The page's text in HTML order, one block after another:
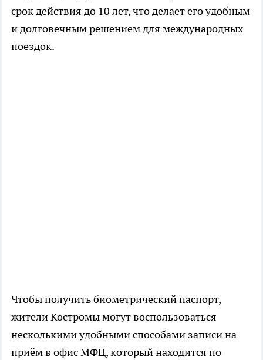
срок действия до 10 лет, что делает его удобным
и долговечным решением для международных
поездок.
Чтобы получить биометрический паспорт,
жители Костромы могут воспользоваться
несколькими удобными способами записи на
приём в офис МФЦ, который находится по